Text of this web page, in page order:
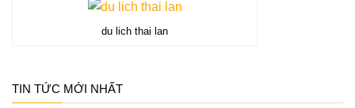
du lich thai lan
TIN TỨC MỚI NHẤT